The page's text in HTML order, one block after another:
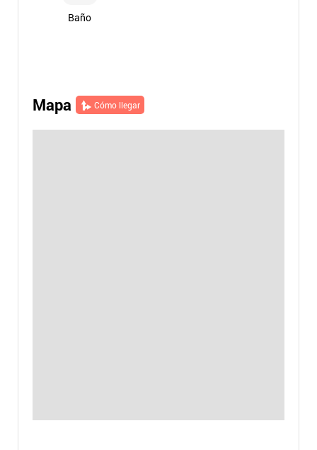
Baño
Mapa Cómo llegar